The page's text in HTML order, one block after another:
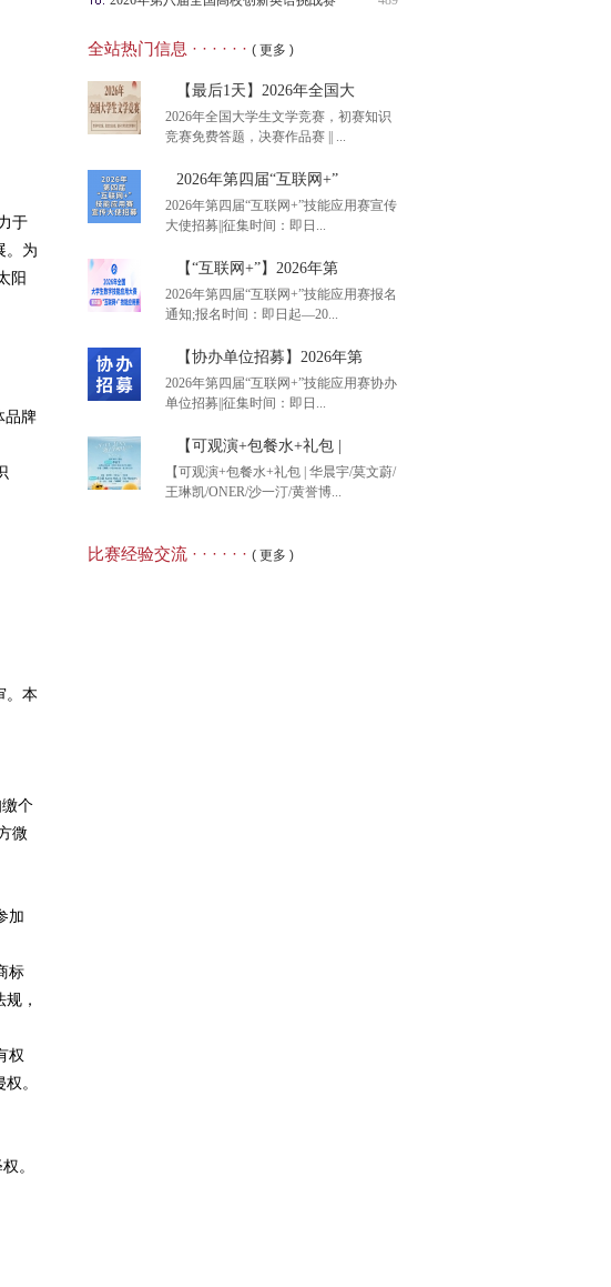
于
。为
阳
品牌
。本
个
微
加
标
，
权
。
。
全站热门信息 · · · · · · ( 更多 )
【最后1天】2026年全国大
2026年全国大学生文学竞赛，初赛知识
竞赛免费答题，决赛作品赛 || ...
【最后1天】2026年全国大
2026年第四届“互联网+”
2026年第四届“互联网+”技能应用赛宣传
大使招募||征集时间：即日...
2026年第四届“互联网+”
【“互联网+”】2026年第
2026年第四届“互联网+”技能应用赛报名
通知;报名时间：即日起—20...
【“互联网+”】2026年第
【协办单位招募】2026年第
2026年第四届“互联网+”技能应用赛协办
单位招募||征集时间：即日...
【协办单位招募】2026年第
【可观演+包餐水+礼包 |
【可观演+包餐水+礼包 | 华晨宇/莫文蔚/
王琳凯/ONER/沙一汀/黄誉博...
比赛经验交流 · · · · · · ( 更多 )